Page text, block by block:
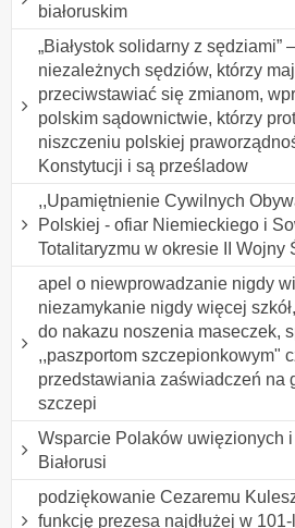
białoruskim
„Białystok solidarny z sędziami”
niezależnych sędziów, którzy
przeciwstawiać się zmianom,
polskim sądownictwie, którzy
niszczeniu polskiej
Konstytucji i są prześladow
,,Upamiętnienie Cywilnych
Polskiej - ofiar Niemieckiego i
Totalitaryzmu w okresie II Wojny
apel o niewprowadzanie nigdy
niezamykanie nigdy więcej
do nakazu noszenia maseczek,
,,paszportom szczepionkowym"
przedstawiania zaświadczeń na
szczepi
Wsparcie Polaków uwięzionych
Białorusi
podziękowanie Cezaremu
funkcję prezesa najdłużej w